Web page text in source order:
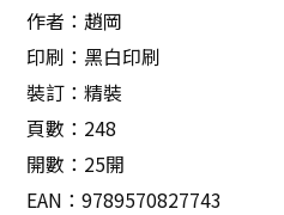
作者：趙岡
印刷：黑白印刷
裝訂：精裝
頁數：248
開數：25開
EAN：9789570827743